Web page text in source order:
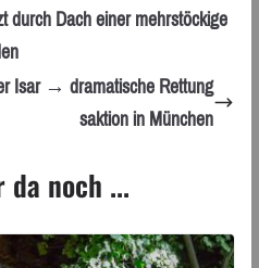
durch Dach einer mehrstöckige
Isar → dramatische Rettung
saktion in München
da noch ...